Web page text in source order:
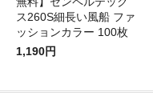
ス260S細長い風船 ファ
ッションカラー 100枚
1,190円